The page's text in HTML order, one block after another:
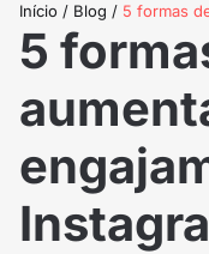
Início / Blog / 5 formas
5